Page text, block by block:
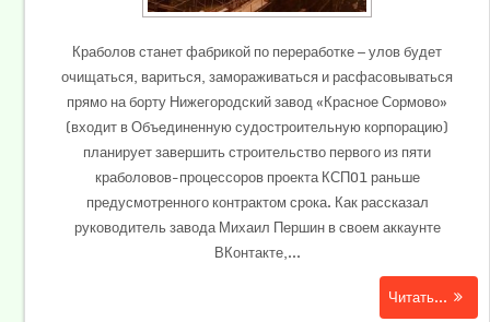
Краболов станет фабрикой по переработке — улов будет
очищаться, вариться, замораживаться и расфасовываться
прямо на борту Нижегородский завод «Красное Сормово»
(входит в Объединенную судостроительную корпорацию)
планирует завершить строительство первого из пяти
краболовов-процессоров проекта КСП01 раньше
предусмотренного контрактом срока. Как рассказал
руководитель завода Михаил Першин в своем аккаунте
ВКонтакте,...
Читать...